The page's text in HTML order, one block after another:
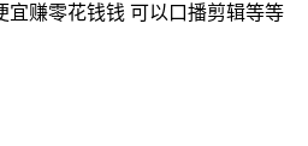
宜赚零花钱钱 可以口播剪辑等等